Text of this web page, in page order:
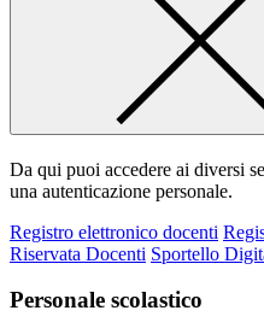
Da qui puoi accedere ai diversi
una autenticazione personale.
Registro elettronico docenti
Riservata Docenti Sportello
Personale scolastico